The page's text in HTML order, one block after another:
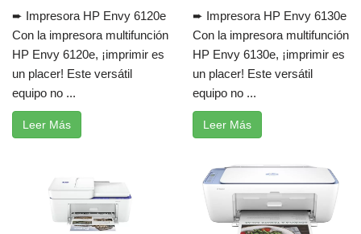
➨ Impresora HP Envy 6120e
Con la impresora multifunción
HP Envy 6120e, ¡imprimir es
un placer! Este versátil
equipo no ...
Leer Más
➨ Impresora HP Envy 6130e
Con la impresora multifunción
HP Envy 6130e, ¡imprimir es
un placer! Este versátil
equipo no ...
Leer Más